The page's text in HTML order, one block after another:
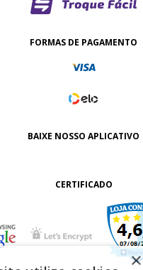
FORMAS DE PAGAMENTO
BAIXE NOSSO APLICATIVO
CERTIFICADO
×